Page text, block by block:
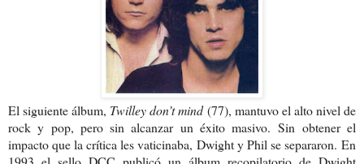
El siguiente álbum, Twilley don’t mind(77), mantuvo el alto nivel de
rock y pop, pero sin alcanzar un éxito masivo. Sin obtener el
impacto que la crítica les vaticinaba, Dwight y Phil se separaron. En